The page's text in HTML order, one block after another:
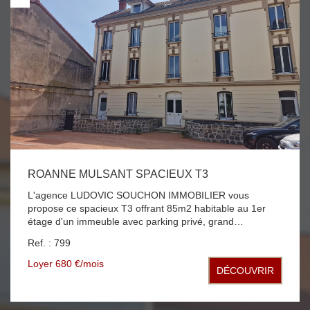
ROANNE MULSANT SPACIEUX T3
L'agence LUDOVIC SOUCHON IMMOBILIER vous
propose ce spacieux T3 offrant 85m2 habitable au 1er
étage d'un immeuble avec parking privé, grand
salon, une cuisine avec cellier, une salle de bains avec
WC chauffage collectif au gaz fenêtres PVC double
Ref. : 799
Loyer 680 €/mois
DÉCOUVRIR